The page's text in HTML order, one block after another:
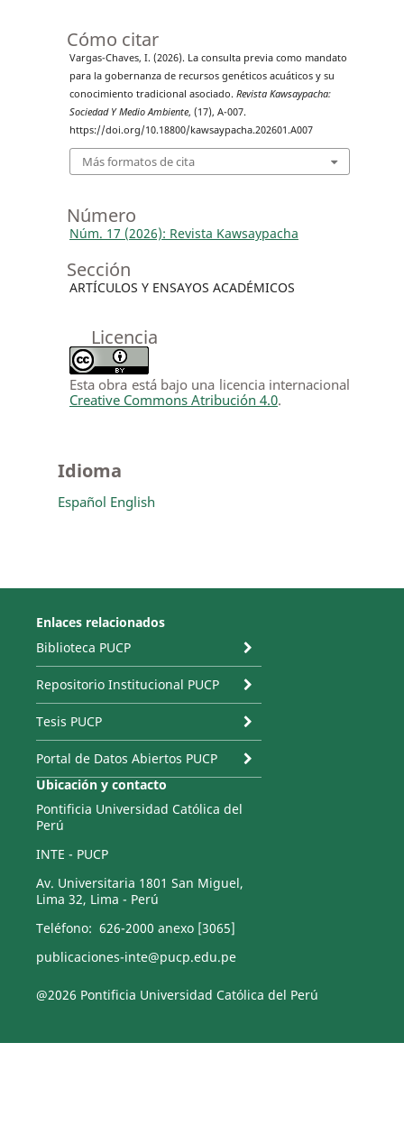
Cómo citar
Vargas-Chaves, I. (2026). La consulta previa como mandato
para la gobernanza de recursos genéticos acuáticos y su
conocimiento tradicional asociado. Revista Kawsaypacha:
Sociedad Y Medio Ambiente, (17), A-007.
https://doi.org/10.18800/kawsaypacha.202601.A007
Más formatos de cita
Número
Núm. 17 (2026): Revista Kawsaypacha
Sección
ARTÍCULOS Y ENSAYOS ACADÉMICOS
Licencia
Esta obra está bajo una licencia internacional
Creative Commons Atribución 4.0.
Idioma
Español English
Enlaces relacionados
Biblioteca PUCP
Repositorio Institucional PUCP
Tesis PUCP
Portal de Datos Abiertos PUCP
Ubicación y contacto
Pontificia Universidad Católica del
Perú
INTE - PUCP
Av. Universitaria 1801 San Miguel,
Lima 32, Lima - Perú
Teléfono: 626-2000 anexo [3065]
publicaciones-inte@pucp.edu.pe
@2026 Pontificia Universidad Católica del Perú